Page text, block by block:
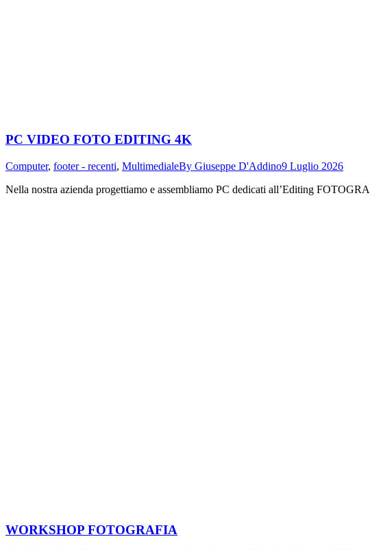
PC VIDEO FOTO EDITING 4K
Computer, footer - recenti, MultimedialeBy Giuseppe D'Addino9 Luglio 2026
Nella nostra azienda progettiamo e assembliamo PC dedicati all’Editing
WORKSHOP FOTOGRAFIA